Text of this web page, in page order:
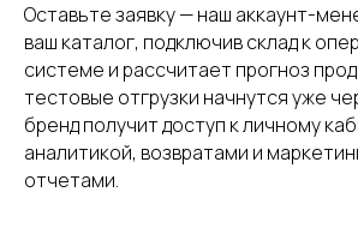
Оставьте заявку — наш аккаунт-
ваш каталог, подключив склад к
системе и рассчитает прогноз
тестовые отгрузки начнутся уже
бренд получит доступ к личному
аналитикой, возвратами и
отчетами.